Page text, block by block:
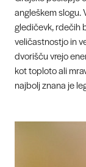
angleškem slogu.
gledičevk, rdečih
veličastnostjo in
dvorišču vrejo
kot toploto ali
najbolj znana je